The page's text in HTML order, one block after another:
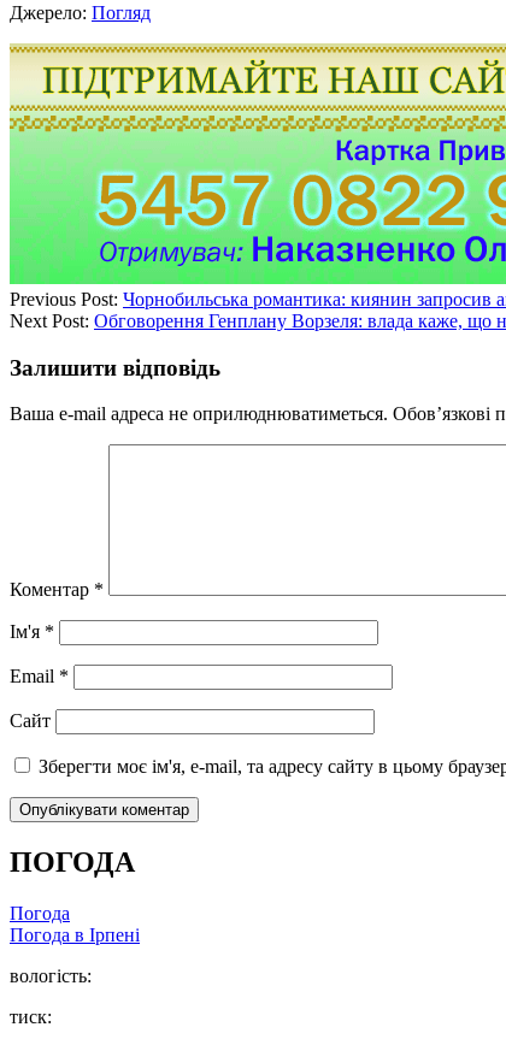
Джерело: Погляд
Previous Post: Чорнобильська романтика: киянин запросив
Next Post: Обговорення Генплану Ворзеля: влада каже, що
Залишити відповідь
Ваша e-mail адреса не оприлюднюватиметься. Обов’язкові
Коментар *
Ім'я *
Email *
Сайт
Зберегти моє ім'я, e-mail, та адресу сайту в цьому
ПОГОДА
Погода
Погода в Ірпені
вологість:
тиск: